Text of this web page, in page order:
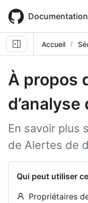
main
content
Accueil
À propos
En savoir plus
de Alertes de
Qui peut utiliser
Propriétaires